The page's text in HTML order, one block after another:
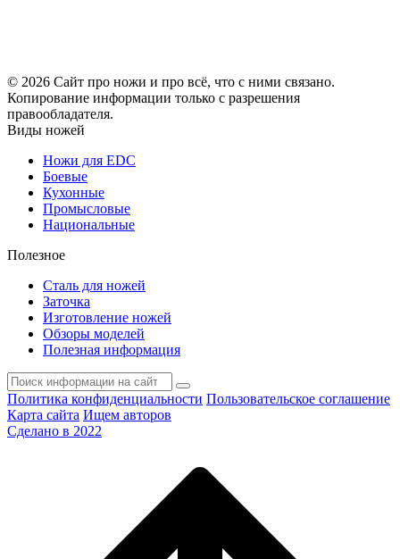
© 2026 Сайт про ножи и про всё, что с ними связано.
Копирование информации только с разрешения
правообладателя.
Виды ножей
Ножи для EDC
Боевые
Кухонные
Промысловые
Национальные
Полезное
Сталь для ножей
Заточка
Изготовление ножей
Обзоры моделей
Полезная информация
Политика конфиденциальности Пользовательское соглашение
Карта сайта Ищем авторов
Сделано в 2022